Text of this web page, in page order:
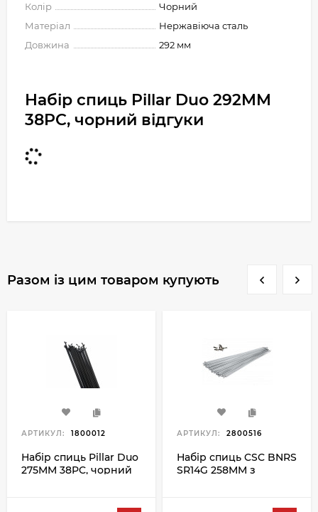
Колір
Чорний
Матеріал
Нержавіюча сталь
Довжина
292 мм
Набір спиць Pillar Duo 292MM
38PC, чорний відгуки
Разом із цим товаром купують
АРТИКУЛ: 1800012
Набір спиць Pillar Duo
275MM 38PC, чорний
АРТИКУЛ: 2800516
Набір спиць CSC BNRS
SR14G 258MM з